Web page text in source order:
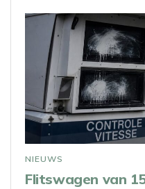
NIEUWS
Flitswagen van